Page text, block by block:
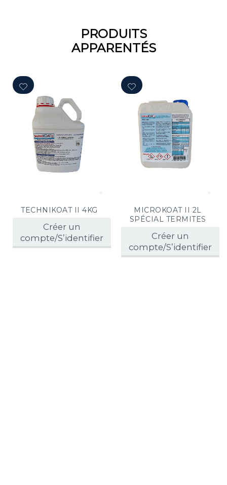
PRODUITS
APPARENTÉS
TECHNIKOAT II 4KG
Créer un
compte/S’identifier
MICROKOAT II 2L
SPÉCIAL TERMITES
Créer un
compte/S’identifier